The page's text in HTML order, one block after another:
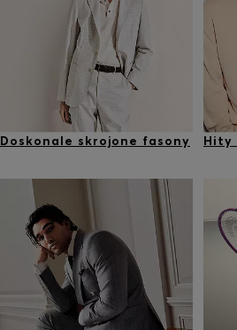
Doskonale skrojone fasony Hity